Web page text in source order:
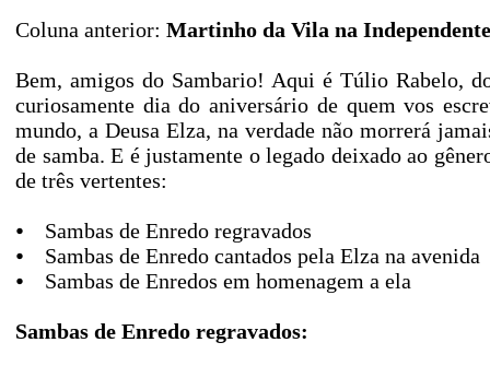
Coluna anterior: Martinho da Vila na
Bem, amigos do Sambario! Aqui é Túlio Rabelo,
curiosamente dia do aniversário de quem vos
mundo, a Deusa Elza, na verdade não morrerá
de samba. E é justamente o legado deixado ao
de três vertentes:
⦁ Sambas de Enredo regravados
⦁ Sambas de Enredo cantados pela Elza na avenida
⦁ Sambas de Enredos em homenagem a ela
Sambas de Enredo regravados: